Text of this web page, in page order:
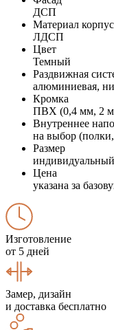
ДСП
Материал
ЛДСП
Цвет
Темный
Раздвижная
алюминиевая,
Кромка
ПВХ (0,4 мм, 2
Внутреннее
на выбор
Размер
индивидуальный
Цена
указана за
Изготовление
от 5 дней
Замер, дизайн
и доставка бесплатно